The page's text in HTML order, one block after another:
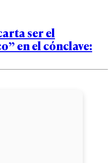
ser el
en el cónclave: